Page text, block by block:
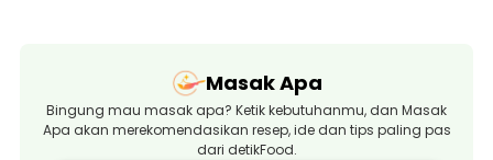
Masak Apa
Bingung mau masak apa? Ketik kebutuhanmu, dan Masak
Apa akan merekomendasikan resep, ide dan tips paling pas
dari detikFood.